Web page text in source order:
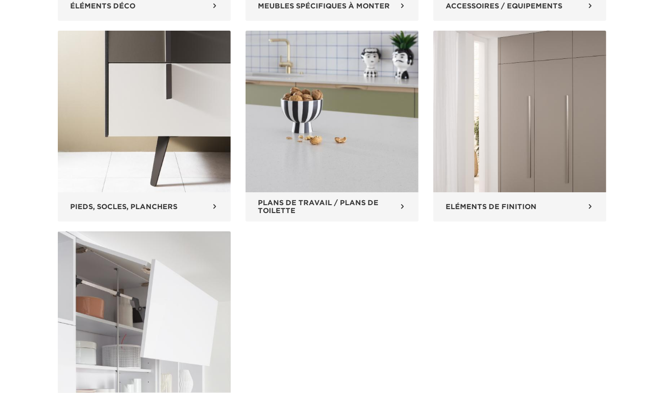
ÉLÉMENTS DÉCO MEUBLES SPÉCIFIQUES À MONTER ACCESSOIRES / EQUIPEMENTS
PIEDS, SOCLES, PLANCHERS
PLANS DE TRAVAIL / PLANS DE
TOILETTE
ELÉMENTS DE FINITION